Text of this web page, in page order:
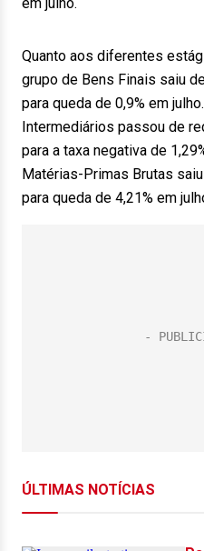
Quanto aos diferentes
grupo de Bens Finais saiu
para queda de 0,9% em
Intermediários passou de
para a taxa negativa de
Matérias-Primas Brutas
para queda de 4,21% em